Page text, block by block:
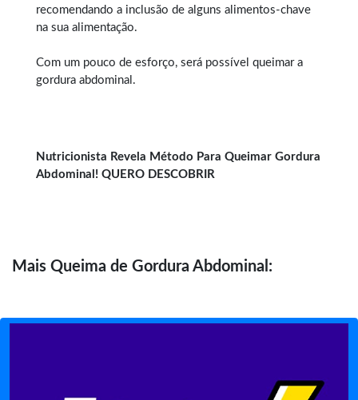
recomendando a inclusão de alguns alimentos-chave
na sua alimentação.
Com um pouco de esforço, será possível queimar a
gordura abdominal.
Nutricionista Revela Método Para Queimar Gordura
Abdominal! QUERO DESCOBRIR
Mais Queima de Gordura Abdominal: